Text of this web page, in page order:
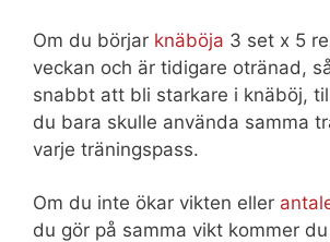
Om du börjar knäböja 3 set x 5
veckan och är tidigare otränad,
snabbt att bli starkare i knäböj,
du bara skulle använda samma
varje träningspass.
Om du inte ökar vikten eller
du gör på samma vikt kommer